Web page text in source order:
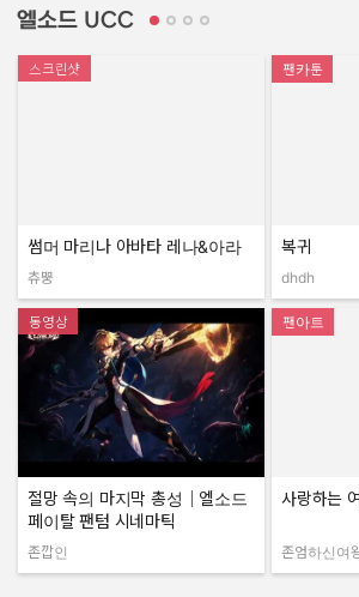
엘소드 UCC
스크린샷
썸머 마리나 아바타 레나&아라
작성자:
츄뿡
팬카툰
복귀
dhdh
동영상
절망 속의 마지막 총성｜엘소드
페이탈 팬텀 시네마틱
작성자:
존깝인
팬아트
사랑하는
작성자:
존엄하신여